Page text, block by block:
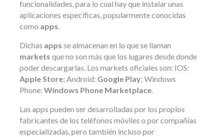
funcionalidades, para lo cual hay que instalar unas
aplicaciones específicas, popularmente conocidas
como apps.
Dichas apps se almacenan en lo que se llaman
markets que no son más que los lugares desde donde
poder descargarlas. Los markets oficiales son: IOS:
Apple Store; Android: Google Play; Windows
Phone: Windows Phone Marketplace.
Las apps pueden ser desarrolladas por los propios
fabricantes de los teléfonos móviles o por compañías
especializadas, pero también incluso por